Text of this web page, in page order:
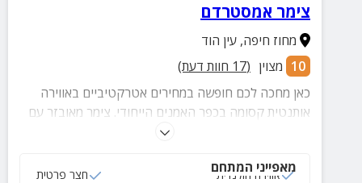
צימר אמסטרדם
מחוז חיפה,עין הוד
10 מצוין (
17 חוות דעת)
כאן מחכה לכם חופשה במחירים אטרקטיביים באווירה
אותנטית קסומה בכפר האמנים הייחודי. צימר מאובזר עם
מרפסת גן, חצר נעימה ונופים משגעים לים התיכון ולטבע
מאפייני המתחם
אווירה הולנדית חצר פרטית